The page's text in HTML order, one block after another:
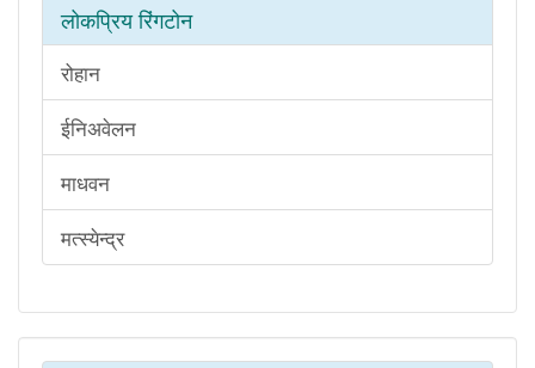
लोकप्रिय रिंगटोन
रोहान
ईनिअवेलन
माधवन
मत्स्येन्द्र